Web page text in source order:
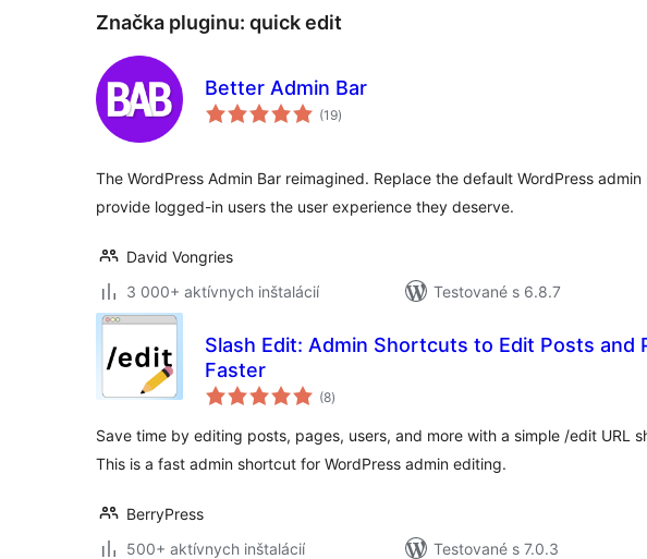
Značka pluginu: quick edit
Better Admin Bar
(19celkové
hodnotenie
)
The WordPress Admin Bar reimagined. Replace the default WordPress admin
provide logged-in users the user experience they deserve.
David Vongries
3 000+ aktívnych inštalácií
Testované s 6.8.7
Slash Edit: Admin Shortcuts to Edit Posts and
Faster
(8celkové
hodnotenie
)
Save time by editing posts, pages, users, and more with a simple /edit URL
This is a fast admin shortcut for WordPress admin editing.
BerryPress
500+ aktívnych inštalácií
Testované s 7.0.3